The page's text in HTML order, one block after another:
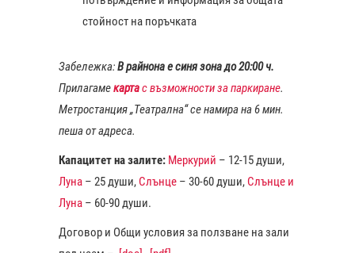
стойност на поръчката
Забележка:В райнона е синя зона до 20:00 ч.
Прилагамекартас възможности за паркиране.
Метростанция „Театрална“ се намира на 6 мин.
пеша от адреса.
Капацитет на залите: Меркурий – 12-15 души,
Луна – 25 души, Слънце – 30-60 души, Слънце и
Луна – 60-90 души.
Договор и Общи условия за ползване на зали
2:00
4:00
5:00